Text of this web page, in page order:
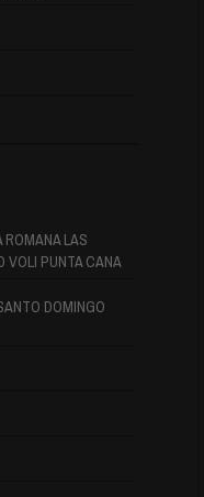
ROMANA LAS
VOLI PUNTA CANA
DOMINGO